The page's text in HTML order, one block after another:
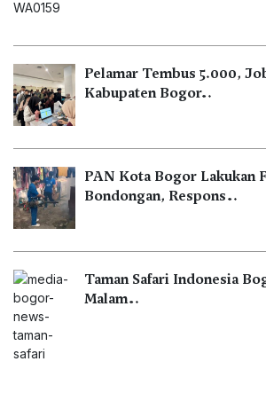
Pelamar Tembus 5.000,
Kabupaten Bogor…
PAN Kota Bogor Lakukan
Bondongan, Respons…
Taman Safari Indonesia
Malam…